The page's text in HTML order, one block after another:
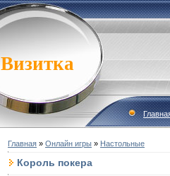
Визитка
Главная » Онлайн игры » Настольные
Король покера